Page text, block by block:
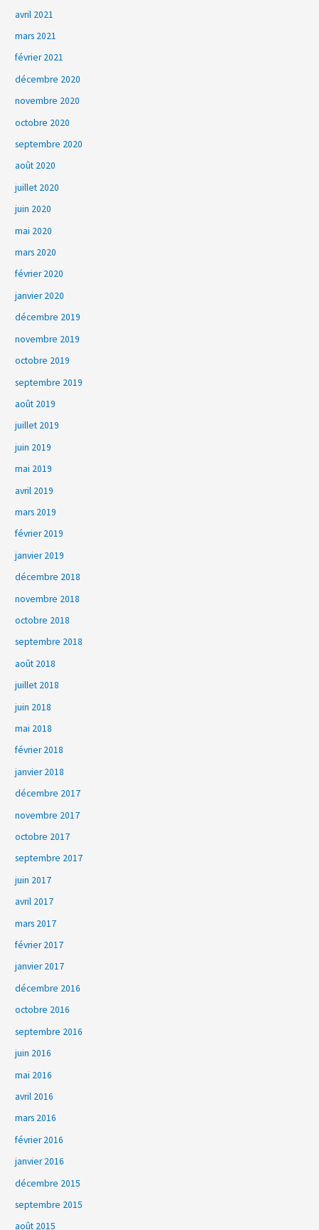
avril 2021
mars 2021
février 2021
décembre 2020
novembre 2020
octobre 2020
septembre 2020
août 2020
juillet 2020
juin 2020
mai 2020
mars 2020
février 2020
janvier 2020
décembre 2019
novembre 2019
octobre 2019
septembre 2019
août 2019
juillet 2019
juin 2019
mai 2019
avril 2019
mars 2019
février 2019
janvier 2019
décembre 2018
novembre 2018
octobre 2018
septembre 2018
août 2018
juillet 2018
juin 2018
mai 2018
février 2018
janvier 2018
décembre 2017
novembre 2017
octobre 2017
septembre 2017
juin 2017
avril 2017
mars 2017
février 2017
janvier 2017
décembre 2016
octobre 2016
septembre 2016
juin 2016
mai 2016
avril 2016
mars 2016
février 2016
janvier 2016
décembre 2015
septembre 2015
août 2015